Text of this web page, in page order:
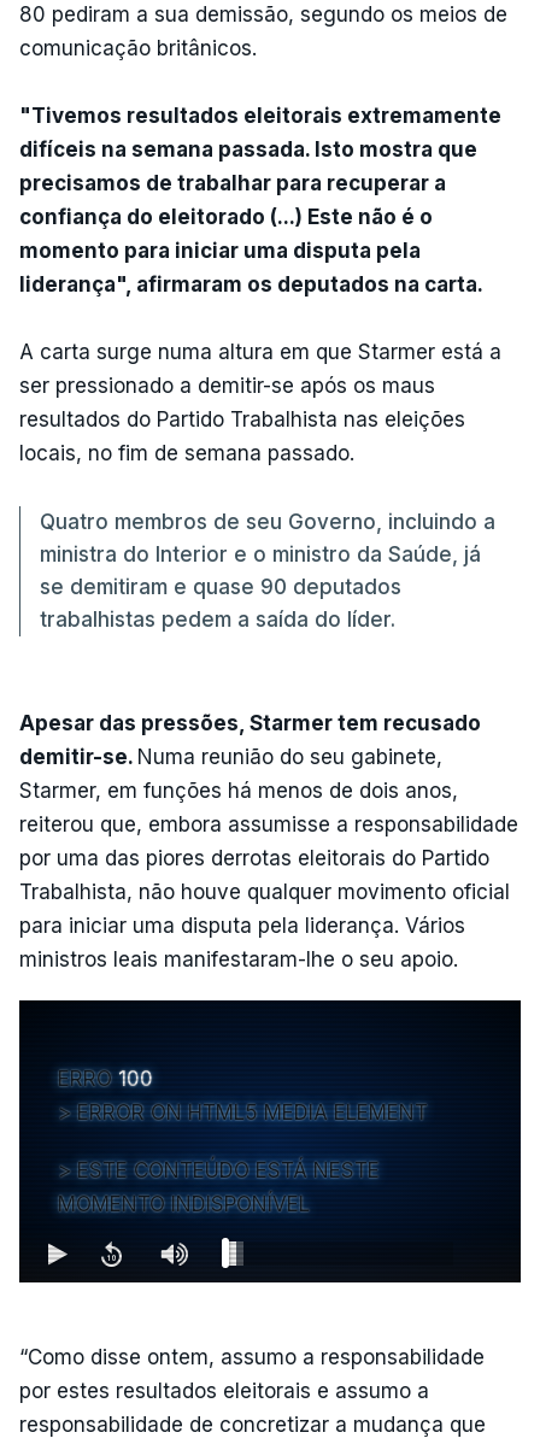
80 pediram a sua demissão, segundo os meios de
comunicação britânicos.
"Tivemos resultados eleitorais extremamente
difíceis na semana passada. Isto mostra que
precisamos de trabalhar para recuperar a
confiança do eleitorado (...) Este não é o
momento para iniciar uma disputa pela
liderança", afirmaram os deputados na carta.
A carta surge numa altura em que Starmer está a
ser pressionado a demitir-se após os maus
resultados do Partido Trabalhista nas eleições
locais, no fim de semana passado.
Quatro membros de seu Governo, incluindo a
ministra do Interior e o ministro da Saúde, já
se demitiram e quase 90 deputados
trabalhistas pedem a saída do líder.
Apesar das pressões, Starmer tem recusado
demitir-se. Numa reunião do seu gabinete,
Starmer, em funções há menos de dois anos,
reiterou que, embora assumisse a responsabilidade
por uma das piores derrotas eleitorais do Partido
Trabalhista, não houve qualquer movimento oficial
para iniciar uma disputa pela liderança. Vários
ministros leais manifestaram-lhe o seu apoio.
ERRO 100
ERROR ON HTML5 MEDIA ELEMENT
ESTE CONTEÚDO ESTÁ NESTE
MOMENTO INDISPONÍVEL
“Como disse ontem, assumo a responsabilidade
por estes resultados eleitorais e assumo a
responsabilidade de concretizar a mudança que